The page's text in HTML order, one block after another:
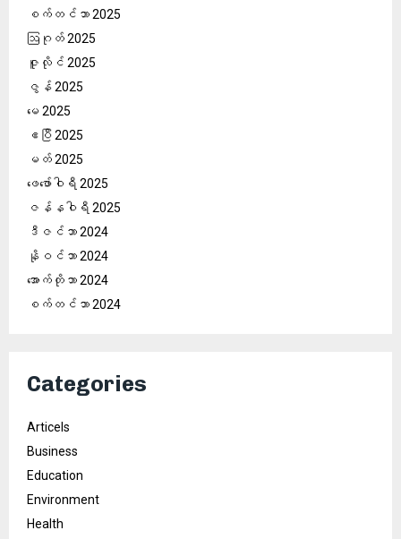
စက်တင်ဘာ 2025
ဩဂုတ် 2025
ဇူလိုင် 2025
ဇွန် 2025
မေ 2025
ဧပြီ 2025
မတ် 2025
ဖေ‌ဖော်ဝါရီ 2025
ဇန်နဝါရီ 2025
ဒီဇင်ဘာ 2024
နိုဝင်ဘာ 2024
အောက်တိုဘာ 2024
စက်တင်ဘာ 2024
Categories
Articels
Business
Education
Environment
Health